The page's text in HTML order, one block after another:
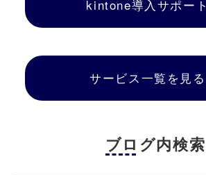
kintone導入サポート
サービス一覧を見る
ブログ内検索